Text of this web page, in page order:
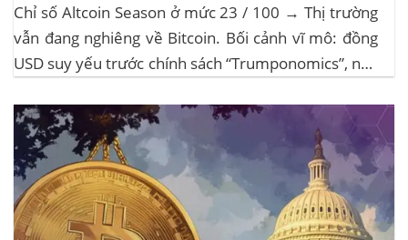
Chỉ số Altcoin Season ở mức 23 / 100 → Thị trường
vẫn đang nghiêng về Bitcoin. Bối cảnh vĩ mô: đồng
USD suy yếu trước chính sách “Trumponomics”, nhà
Sự kiện Chi tiết Hack 100 triệu USD...